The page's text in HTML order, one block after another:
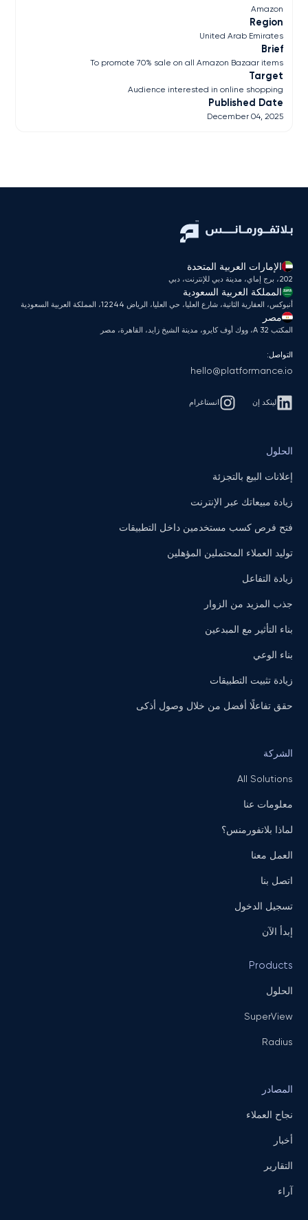
Amazon
Region
United Arab Emirates
Brief
To promote 70% sale on all Amazon Bazaar items
Target
Audience interested in online shopping
Published Date
December 04, 2025
الإمارات العربية المتحدة
202، برج إماي، مدينة دبي للإنترنت، دبي
المملكة العربية السعودية
أنبوكس، العقارية الثانية، شارع العليا، حي العليا، الرياض 12244، المملكة العربية السعودية
مصر
المكتب A 32، ووك أوف كايرو، مدينة الشيخ زايد، القاهرة، مصر
التواصل:
hello@platformance.io
لينكد إن انستاغرام
الحلول
إعلانات البيع بالتجزئة
زيادة مبيعاتك عبر الإنترنت
فتح فرص كسب مستخدمين داخل التطبيقات
توليد العملاء المحتملين المؤهلين
زيادة التفاعل
جذب المزيد من الزوار
بناء التأثير مع المبدعين
بناء الوعي
زيادة تثبيت التطبيقات
حقق تفاعلًا أفضل من خلال وصول أذكى
الشركة
All Solutions
معلومات عنا
لماذا بلاتفورمنس؟
العمل معنا
اتصل بنا
تسجيل الدخول
إبدأ الآن
Products
الحلول
SuperView
Radius
المصادر
نجاح العملاء
أخبار
التقارير
آراء